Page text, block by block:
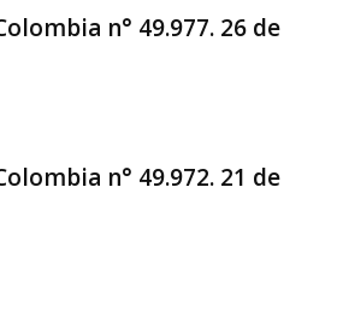
n° 49.977. 26 de
n° 49.972. 21 de